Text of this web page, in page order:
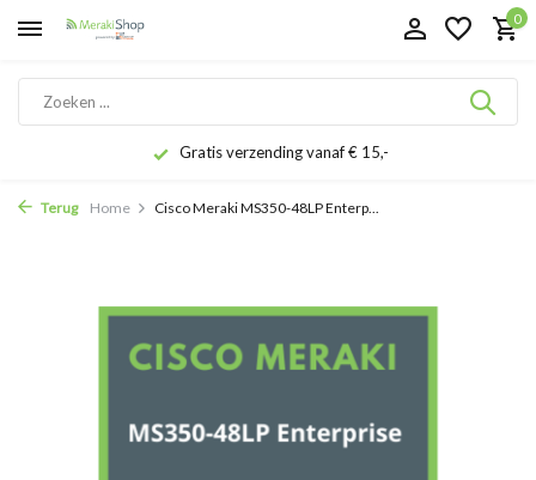
0
Gratis verzending vanaf € 15,-
Terug Home Cisco Meraki MS350-48LP Enterp...